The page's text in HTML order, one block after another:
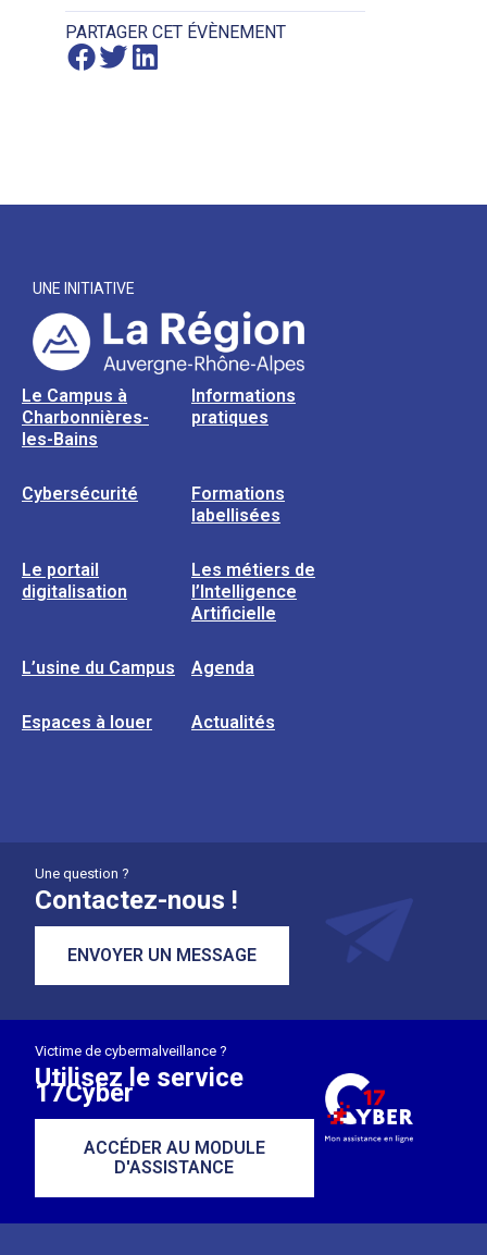
PARTAGER CET ÉVÈNEMENT
UNE INITIATIVE
Le Campus à
Charbonnières-
les-Bains
Informations
pratiques
Cybersécurité
Formations
labellisées
Le portail
digitalisation
Les métiers de
l’Intelligence
Artificielle
L’usine du Campus Agenda
Espaces à louer Actualités
Une question ?
Contactez-nous !
ENVOYER UN MESSAGE
Victime de cybermalveillance ?
Utilisez le service
17Cyber
ACCÉDER AU MODULE
D'ASSISTANCE